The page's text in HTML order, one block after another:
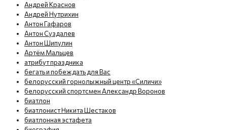
Андрей Краснов
Андрей Нутрихин
Антон Гафаров
Антон Суздалев
Антон Шипулин
Артём Мальцев
атрибут праздника
бегать и побеждать для Вас
белорусский горнолыжный центр «Силичи»
белорусский спортсмен Александр Воронов
биатлон
биатлонист Никита Шестаков
биатлонная эстафета